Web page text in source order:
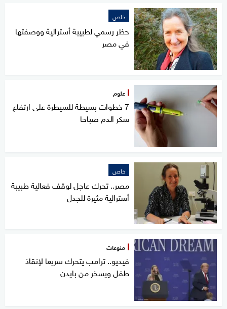
خاص
حظر رسمي لطبيبة أسترالية ووصفتها
في مصر
علوم
7 خطوات بسيطة للسيطرة على ارتفاع
سكر الدم صباحا
خاص
مصر.. تحرك عاجل لوقف فعالية طبيبة
أسترالية مثيرة للجدل
منوعات
فيديو.. ترامب يتحرك سريعا لإنقاذ
طفل ويسخر من بايدن